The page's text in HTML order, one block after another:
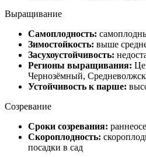
Выращивание
Самоплодность:
Зимостойкость: выше
Засухоустойчивость:
Регионы выращивания:
Чернозёмный,
Устойчивость к парше:
Созревание
Сроки созревания:
Скороплодность:
посадки в сад